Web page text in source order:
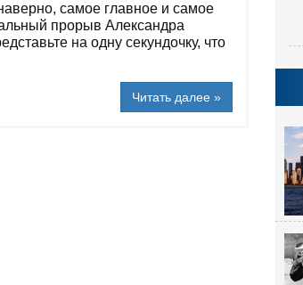
самое главное и самое
прорыв Александра
на одну секундочку, что
Читать далее »